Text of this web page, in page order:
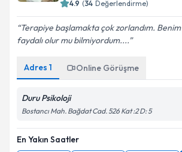
4.9 (34 Değerlendirme)
Terapiye başlamakta çok zorlandım.
faydalı olur mu bilmiyordum....
Adres 1 Online Görüşme
Duru Psikoloji
Bostancı Mah. Bağdat Cad. 526 Kat :2 D: 5
En Yakın Saatler